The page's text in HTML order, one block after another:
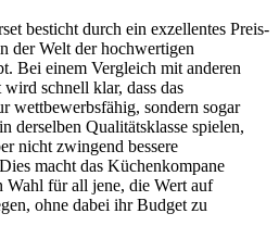
besticht durch ein exzellentes Preis-
der Welt der hochwertigen
Bei einem Vergleich mit anderen
schnell klar, dass das
wettbewerbsfähig, sondern sogar
derselben Qualitätsklasse spielen,
nicht zwingend bessere
macht das Küchenkompane
Wahl für all jene, die Wert auf
ohne dabei ihr Budget zu